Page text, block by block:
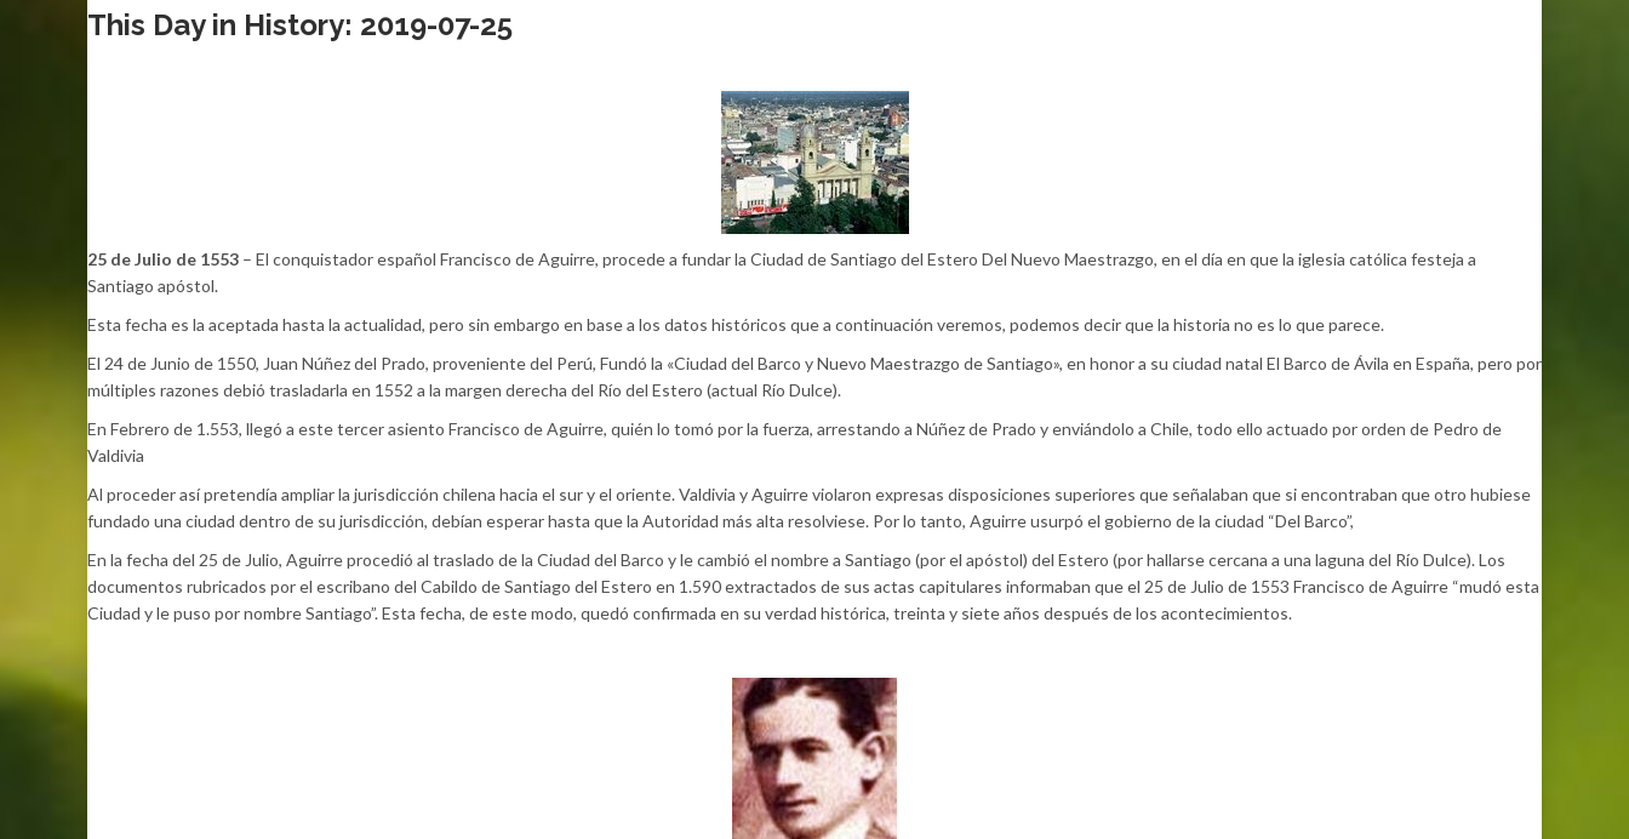
This Day in History: 2019-07-25
25 de Julio de 1553 – El conquistador español Francisco de Aguirre, procede a fundar la Ciudad de Santiago del Estero Del Nuevo Maestrazgo, en el día en que la iglesia católica festeja a
Santiago apóstol.
Esta fecha es la aceptada hasta la actualidad, pero sin embargo en base a los datos históricos que a continuación veremos, podemos decir que la historia no es lo que parece.
El 24 de Junio de 1550, Juan Núñez del Prado, proveniente del Perú, Fundó la «Ciudad del Barco y Nuevo Maestrazgo de Santiago», en honor a su ciudad natal El Barco de Ávila en España, pero por
múltiples razones debió trasladarla en 1552 a la margen derecha del Río del Estero (actual Río Dulce).
En Febrero de 1.553, llegó a este tercer asiento Francisco de Aguirre, quién lo tomó por la fuerza, arrestando a Núñez de Prado y enviándolo a Chile, todo ello actuado por orden de Pedro de
Valdivia
Al proceder así pretendía ampliar la jurisdicción chilena hacia el sur y el oriente. Valdivia y Aguirre violaron expresas disposiciones superiores que señalaban que si encontraban que otro hubiese
fundado una ciudad dentro de su jurisdicción, debían esperar hasta que la Autoridad más alta resolviese. Por lo tanto, Aguirre usurpó el gobierno de la ciudad “Del Barco”,
En la fecha del 25 de Julio, Aguirre procedió al traslado de la Ciudad del Barco y le cambió el nombre a Santiago (por el apóstol) del Estero (por hallarse cercana a una laguna del Río Dulce). Los
documentos rubricados por el escribano del Cabildo de Santiago del Estero en 1.590 extractados de sus actas capitulares informaban que el 25 de Julio de 1553 Francisco de Aguirre “mudó esta
Ciudad y le puso por nombre Santiago”. Esta fecha, de este modo, quedó confirmada en su verdad histórica, treinta y siete años después de los acontecimientos.